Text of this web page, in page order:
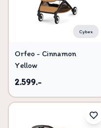
Cybex
Orfeo - Cinnamon
Yellow
2.599.-